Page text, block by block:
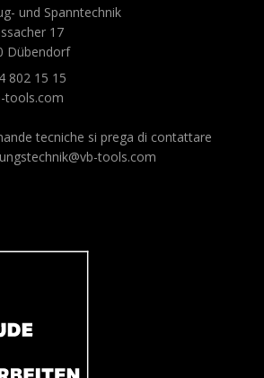
und Spanntechnik
17
Dübendorf
802 15 15
tools.com
tecniche si prega di contattare
tools.com